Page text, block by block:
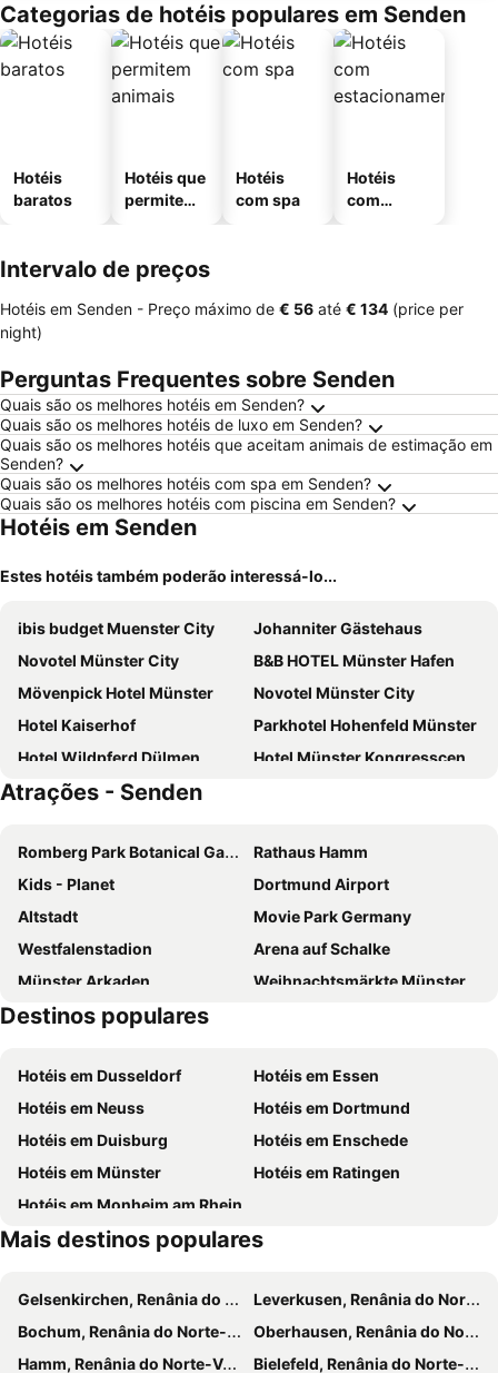
Categorias de hotéis populares em Senden
Hotéis
baratos
Hotéis que
permitem
Hotéis
com spa
Hotéis
com
Intervalo de preços
Hotéis em Senden - Preço máximo de ‎€ 56 até ‎€ 134 (price per
night)
Perguntas Frequentes sobre Senden
Quais são os melhores hotéis em Senden?
Quais são os melhores hotéis de luxo em Senden?
Quais são os melhores hotéis que aceitam animais de estimação em
Senden?
Quais são os melhores hotéis com spa em Senden?
Quais são os melhores hotéis com piscina em Senden?
Hotéis em Senden
Estes hotéis também poderão interessá-lo...
ibis budget Muenster City
Johanniter Gästehaus
Novotel Münster City
B&B HOTEL Münster Hafen
Mövenpick Hotel Münster
Novotel Münster City
Hotel Kaiserhof
Parkhotel Hohenfeld Münster
Hotel Wildpferd Dülmen
Hotel Münster Kongresscenter Affiliated by Meliá
Prize by Radisson, Münster-City
Hotel Goldener Stern
MARRAM Suitehotel
Vierjahreszeiten Landhaus
Cityhotel Amadeus
Stadthotel Münster
ibis Muenster City
ATLANTIC Hotel Münster
H4 Hotel Münster
Trip Inn Hotel Münster City
Hotel Windthorst
Merfelder Hof
Atrações - Senden
Romberg Park Botanical Gardens
Rathaus Hamm
Kids - Planet
Dortmund Airport
Altstadt
Movie Park Germany
Westfalenstadion
Arena auf Schalke
Münster Arkaden
Weihnachtsmärkte Münster
Dortmund Convention Center
HCC Harenberg City-Center
Dortmunder U
Movie Park
Bochum Total festival
Albachten
Sankt Anna Davensberg
Clemens-August
Amelsbüren
Vischering Castle
Mostar
Roxel
Westfalenhallen
Scholven
Da Rocco
Vainstream Rockfest
Handorf
Golfen in Herdecke
Destinos populares
Hotéis em Dusseldorf
Hotéis em Essen
Hotéis em Neuss
Hotéis em Dortmund
Hotéis em Duisburg
Hotéis em Enschede
Hotéis em Münster
Hotéis em Ratingen
Hotéis em Monheim am Rhein
Mais destinos populares
Gelsenkirchen, Renânia do Norte-Vestfália Hotéis
Leverkusen, Renânia do Norte-Vestfália Hotéis
Bochum, Renânia do Norte-Vestfália Hotéis
Oberhausen, Renânia do Norte-Vestfália Hotéis
Hamm, Renânia do Norte-Vestfália Hotéis
Bielefeld, Renânia do Norte-Vestfália Hotéis